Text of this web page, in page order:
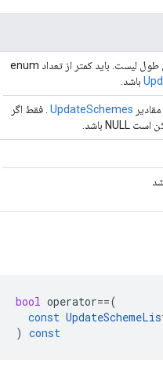
یک مقدار 8 بیتی برای طول لیست. باید کمتر از تعداد enum
باشد.
UpdateSchemes . فقط اگر
bool operator==(
const
) const